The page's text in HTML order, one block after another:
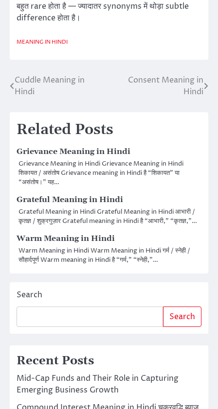
बहुत rare होता है — ज्यादातर synonyms में थोड़ा subtle
difference होता है।
MEANING IN HINDI
Post
Cuddle Meaning in
Hindi
Consent Meaning in
Hindi
Related Posts
Grievance Meaning in Hindi
Grievance Meaning in Hindi Grievance Meaning in Hindi
शिकायत / असंतोष Grievance meaning in Hindi है “शिकायत” या
“असंतोष।” यह…
Grateful Meaning in Hindi
Grateful Meaning in Hindi Grateful Meaning in Hindi आभारी /
कृतज्ञ / शुक्रगुज़ार Grateful meaning in Hindi है “आभारी,” “कृतज्ञ,”…
Warm Meaning in Hindi
Warm Meaning in Hindi Warm Meaning in Hindi गर्म / स्नेही /
सौहार्दपूर्ण Warm meaning in Hindi है “गर्म,” “स्नेही,”…
Search
Search
Recent Posts
Mid-Cap Funds and Their Role in Capturing
Emerging Business Growth